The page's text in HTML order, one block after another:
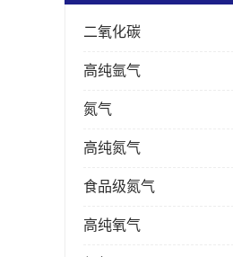
二氧化碳
高纯氩气
氮气
高纯氮气
食品级氮气
高纯氧气